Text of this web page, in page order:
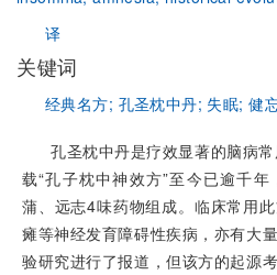
译
关键词
经典名方; 孔圣枕中丹; 失眠;健
孔圣枕中丹是疗效显著的脑病常
载“孔子枕中神效方”至今已逾千
蒲、远志4味药物组成。临床常用
瘫等神经发育障碍性疾病，亦有大
验研究进行了报道，但该方的起源